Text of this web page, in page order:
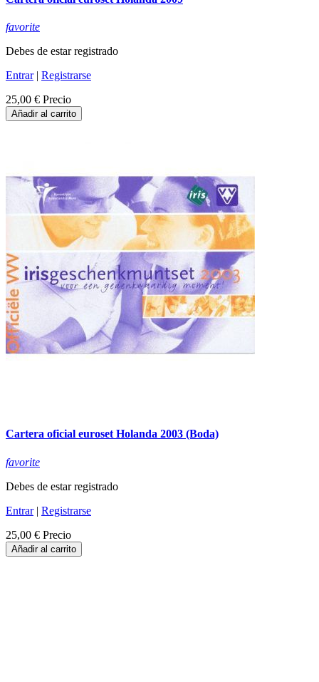
favorite
Debes de estar registrado
Entrar| Registrarse
25,00 € Precio
Añadir al carrito
Cartera oficial euroset Holanda 2003 (Boda)
favorite
Debes de estar registrado
Entrar| Registrarse
25,00 € Precio
Añadir al carrito